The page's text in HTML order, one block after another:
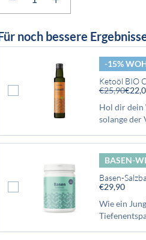
noch bessere
-15%
Ketoöl BIO
€25,90
Hol dir dein
solange der
BASEN-
Basen-
€29,90
Wie ein